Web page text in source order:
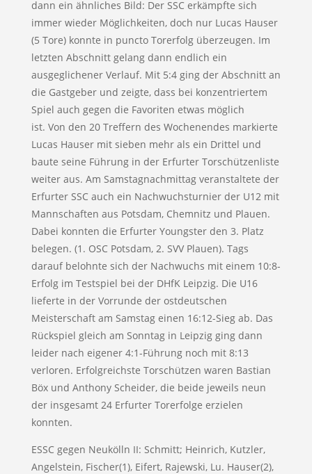
dann ein ähnliches Bild: Der SSC erkämpfte sich
immer wieder Möglichkeiten, doch nur Lucas Hauser
(5 Tore) konnte in puncto Torerfolg überzeugen. Im
letzten Abschnitt gelang dann endlich ein
ausgeglichener Verlauf. Mit 5:4 ging der Abschnitt an
die Gastgeber und zeigte, dass bei konzentriertem
Spiel auch gegen die Favoriten etwas möglich
ist. Von den 20 Treffern des Wochenendes markierte
Lucas Hauser mit sieben mehr als ein Drittel und
baute seine Führung in der Erfurter Torschützenliste
weiter aus. Am Samstagnachmittag veranstaltete der
Erfurter SSC auch ein Nachwuchsturnier der U12 mit
Mannschaften aus Potsdam, Chemnitz und Plauen.
Dabei konnten die Erfurter Youngster den 3. Platz
belegen. (1. OSC Potsdam, 2. SVV Plauen). Tags
darauf belohnte sich der Nachwuchs mit einem 10:8-
Erfolg im Testspiel bei der DHfK Leipzig. Die U16
lieferte in der Vorrunde der ostdeutschen
Meisterschaft am Samstag einen 16:12-Sieg ab. Das
Rückspiel gleich am Sonntag in Leipzig ging dann
leider nach eigener 4:1-Führung noch mit 8:13
verloren. Erfolgreichste Torschützen waren Bastian
Böx und Anthony Scheider, die beide jeweils neun
der insgesamt 24 Erfurter Torerfolge erzielen
konnten.
ESSC gegen Neukölln II: Schmitt; Heinrich, Kutzler,
Angelstein, Fischer(1), Eifert, Rajewski, Lu. Hauser(2),